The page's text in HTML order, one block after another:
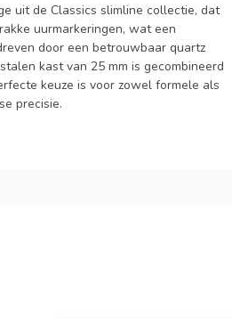
uit de Classics slimline collectie, dat
uurmarkeringen, wat een
door een betrouwbaar quartz
kast van 25 mm is gecombineerd
keuze is voor zowel formele als
precisie.